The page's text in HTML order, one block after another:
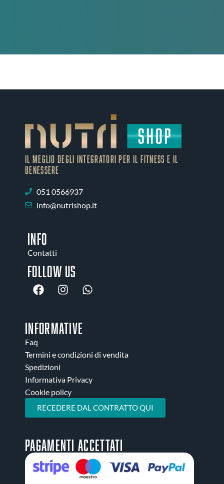
IL MEGLIO DEGLI Integratori PER IL FITNESS E IL
BENESSERE
051 0566937
info@nutrishop.it
INFO
Contatti
Follow us
INFORMATIVE
Faq
Termini e condizioni di vendita
Spedizioni
Informativa Privacy
Cookie policy
RECEDERE DAL CONTRATTO QUI
Pagamenti accettati